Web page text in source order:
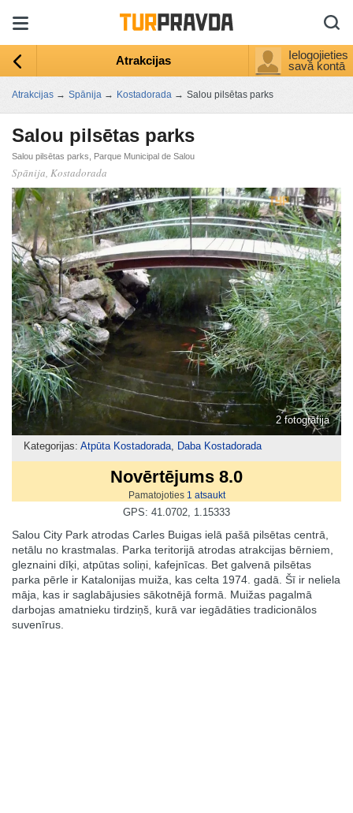
Atrakcijas
Ielogojieties
savā kontā
Atrakcijas → Spānija → Kostadorada → Salou pilsētas parks
Salou pilsētas parks
Salou pilsētas parks, Parque Municipal de Salou
Spānija, Kostadorada
2 fotogrāfija
Kategorijas: Atpūta Kostadorada Daba Kostadorada
Novērtējums 8.0
Pamatojoties 1 atsaukt
GPS: 41.0702, 1.15333
Salou City Park atrodas Carles Buigas ielā pašā pilsētas centrā,
netālu no krastmalas. Parka teritorijā atrodas atrakcijas bērniem,
gleznaini dīķi, atpūtas soliņi, kafejnīcas. Bet galvenā pilsētas
parka pērle ir Katalonijas muiža, kas celta 1974. gadā. Šī ir neliela
māja, kas ir saglabājusies sākotnējā formā. Muižas pagalmā
darbojas amatnieku tirdziņš, kurā var iegādāties tradicionālos
suvenīrus.